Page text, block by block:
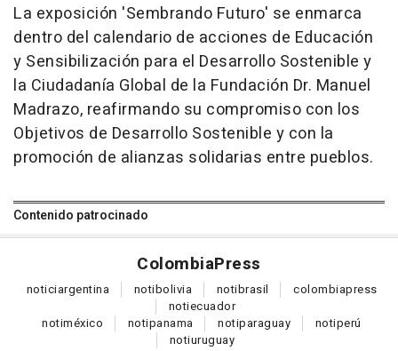
La exposición 'Sembrando Futuro' se enmarca
dentro del calendario de acciones de Educación
y Sensibilización para el Desarrollo Sostenible y
la Ciudadanía Global de la Fundación Dr. Manuel
Madrazo, reafirmando su compromiso con los
Objetivos de Desarrollo Sostenible y con la
promoción de alianzas solidarias entre pueblos.
Contenido patrocinado
ColombiaPress
noticiargentina notibolivia notibrasil colombiapress
notiecuador
notiméxico notipanama notiparaguay notiperú
notiuruguay